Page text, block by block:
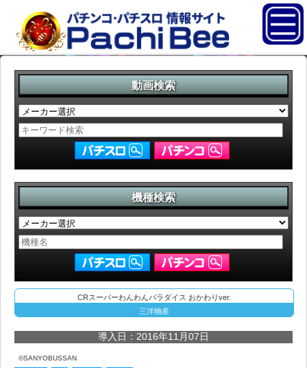
動画検索
機種検索
CRスーパーわんわんパラダイス おかわりver.
三洋物産
導入日：2016年11月07日
©SANYOBUSSAN